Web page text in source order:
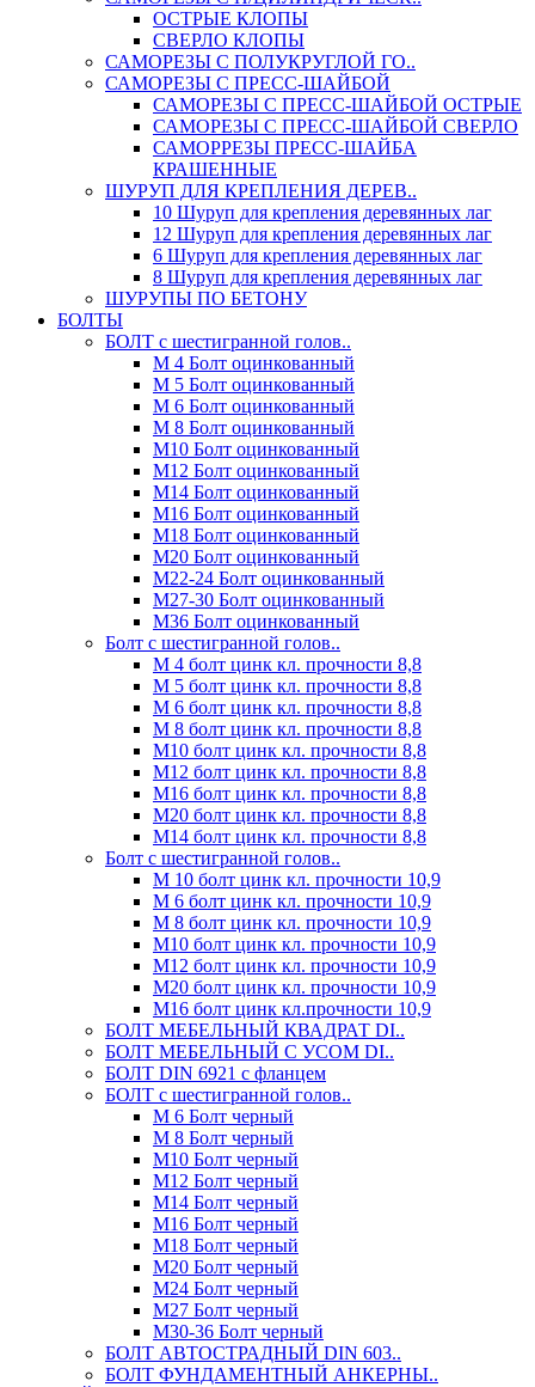
ОСТРЫЕ КЛОПЫ
СВЕРЛО КЛОПЫ
САМОРЕЗЫ С ПОЛУКРУГЛОЙ ГО..
САМОРЕЗЫ С ПРЕСС-ШАЙБОЙ
САМОРЕЗЫ С ПРЕСС-ШАЙБОЙ ОСТРЫЕ
САМОРЕЗЫ С ПРЕСС-ШАЙБОЙ СВЕРЛО
САМОРРЕЗЫ ПРЕСС-ШАЙБА
КРАШЕННЫЕ
ШУРУП ДЛЯ КРЕПЛЕНИЯ ДЕРЕВ..
10 Шуруп для крепления деревянных лаг
12 Шуруп для крепления деревянных лаг
6 Шуруп для крепления деревянных лаг
8 Шуруп для крепления деревянных лаг
ШУРУПЫ ПО БЕТОНУ
БОЛТЫ
БОЛТ с шестигранной голов..
М 4 Болт оцинкованный
М 5 Болт оцинкованный
М 6 Болт оцинкованный
М 8 Болт оцинкованный
М10 Болт оцинкованный
М12 Болт оцинкованный
М14 Болт оцинкованный
М16 Болт оцинкованный
М18 Болт оцинкованный
М20 Болт оцинкованный
М22-24 Болт оцинкованный
М27-30 Болт оцинкованный
М36 Болт оцинкованный
Болт с шестигранной голов..
М 4 болт цинк кл. прочности 8,8
М 5 болт цинк кл. прочности 8,8
М 6 болт цинк кл. прочности 8,8
М 8 болт цинк кл. прочности 8,8
М10 болт цинк кл. прочности 8,8
М12 болт цинк кл. прочности 8,8
М16 болт цинк кл. прочности 8,8
М20 болт цинк кл. прочности 8,8
М14 болт цинк кл. прочности 8,8
Болт с шестигранной голов..
М 10 болт цинк кл. прочности 10,9
М 6 болт цинк кл. прочности 10,9
М 8 болт цинк кл. прочности 10,9
М10 болт цинк кл. прочности 10,9
М12 болт цинк кл. прочности 10,9
М20 болт цинк кл. прочности 10,9
М16 болт цинк кл.прочности 10,9
БОЛТ МЕБЕЛЬНЫЙ КВАДРАТ DI..
БОЛТ МЕБЕЛЬНЫЙ С УСОМ DI..
БОЛТ DIN 6921 c фланцем
БОЛТ с шестигранной голов..
М 6 Болт черный
М 8 Болт черный
М10 Болт черный
М12 Болт черный
М14 Болт черный
М16 Болт черный
М18 Болт черный
М20 Болт черный
М24 Болт черный
М27 Болт черный
М30-36 Болт черный
БОЛТ АВТОСТРАДНЫЙ DIN 603..
БОЛТ ФУНДАМЕНТНЫЙ АНКЕРНЫ..